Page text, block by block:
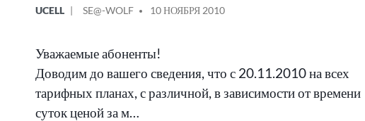
ОПУБЛИКОВАНО
UCELL
СООБЩЕНИЕ
SE@-WOLF 10 НОЯБРЯ 2010
Уважаемые абоненты!
Доводим до вашего сведения, что с 20.11.2010 на всех
тарифных планах, с различной, в зависимости от времени
суток ценой за м…